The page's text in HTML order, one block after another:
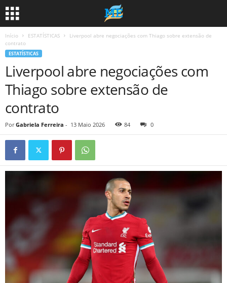
Início ESTATÍSTICAS
Liverpool abre negociações com Thiago sobre extensão de
contrato
ESTATÍSTICAS
Liverpool abre negociações com
Thiago sobre extensão de
contrato
Por Gabriela Ferreira - 13 Maio 2026 84 0